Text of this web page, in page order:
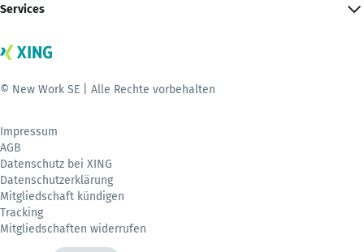
Services
© New Work SE | Alle Rechte vorbehalten
Impressum
AGB
Datenschutz bei XING
Datenschutzerklärung
Mitgliedschaft kündigen
Tracking
Mitgliedschaften widerrufen